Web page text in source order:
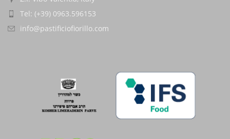
Tel: (+39) 0963.596153
info@pastificiofiorillo.com